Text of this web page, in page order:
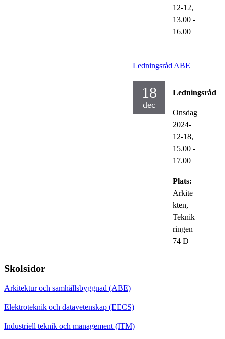
12-12,
13.00 -
16.00
Ledningsråd ABE
18
dec
Ledningsråd
Onsdag
2024-
12-18,
15.00 -
17.00
Plats:
Arkite
kten,
Teknik
ringen
74 D
Skolsidor
Arkitektur och samhällsbyggnad (ABE)
Elektroteknik och datavetenskap (EECS)
Industriell teknik och management (ITM)